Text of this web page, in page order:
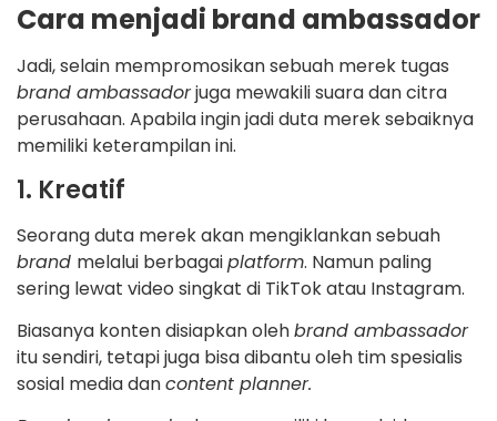
Cara menjadi brand ambassador
Jadi, selain mempromosikan sebuah merek tugas
brand ambassadorjuga mewakili suara dan citra
perusahaan. Apabila ingin jadi duta merek sebaiknya
memiliki keterampilan ini.
1. Kreatif
Seorang duta merek akan mengiklankan sebuah
brand melalui berbagaiplatform. Namun paling
sering lewat video singkat di TikTok atau Instagram.
Biasanya konten disiapkan olehbrand ambassador
itu sendiri, tetapi juga bisa dibantu oleh tim spesialis
sosial media dancontent planner.